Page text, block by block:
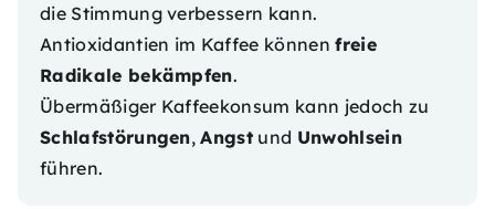
die Stimmung verbessern kann.
Antioxidantien im Kaffee könnenfreie
Radikale bekämpfen.
Übermäßiger Kaffeekonsum kann jedoch zu
Schlafstörungen,Angst und Unwohlsein
führen.